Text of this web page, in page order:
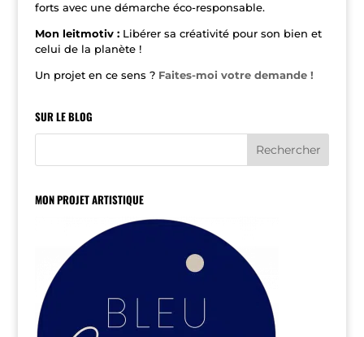
forts avec une démarche éco-responsable.
Mon leitmotiv : Libérer sa créativité pour son bien et
celui de la planète !
Un projet en ce sens ? Faites-moi votre demande !
SUR LE BLOG
MON PROJET ARTISTIQUE